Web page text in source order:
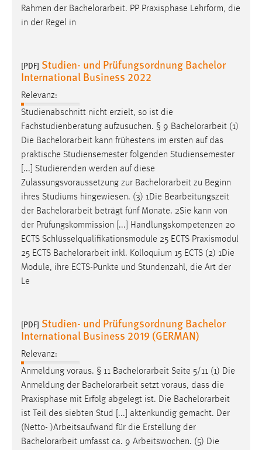
Rahmen der Bachelorarbeit. PP Praxisphase Lehrform, die
in der Regel in
[PDF] Studien- und Prüfungsordnung Bachelor
International Business 2022
Relevanz:
Studienabschnitt nicht erzielt, so ist die
Fachstudienberatung aufzusuchen. § 9 Bachelorarbeit (1)
Die Bachelorarbeit kann frühestens im ersten auf das
praktische Studiensemester folgenden Studiensemester
[...] Studierenden werden auf diese
Zulassungsvoraussetzung zur Bachelorarbeit zu Beginn
ihres Studiums hingewiesen. (3) 1Die Bearbeitungszeit
der Bachelorarbeit beträgt fünf Monate. 2Sie kann von
der Prüfungskommission [...] Handlungskompetenzen 20
ECTS Schlüsselqualifikationsmodule 25 ECTS Praxismodul
25 ECTS Bachelorarbeit inkl. Kolloquium 15 ECTS (2) 1Die
Module, ihre ECTS-Punkte und Stundenzahl, die Art der
Le
[PDF] Studien- und Prüfungsordnung Bachelor
International Business 2019 (GERMAN)
Relevanz:
Anmeldung voraus. § 11 Bachelorarbeit Seite 5/11 (1) Die
Anmeldung der Bachelorarbeit setzt voraus, dass die
Praxisphase mit Erfolg abgelegt ist. Die Bachelorarbeit
ist Teil des siebten Stud [...] aktenkundig gemacht. Der
(Netto- )Arbeitsaufwand für die Erstellung der
Bachelorarbeit umfasst ca. 9 Arbeitswochen. (5) Die